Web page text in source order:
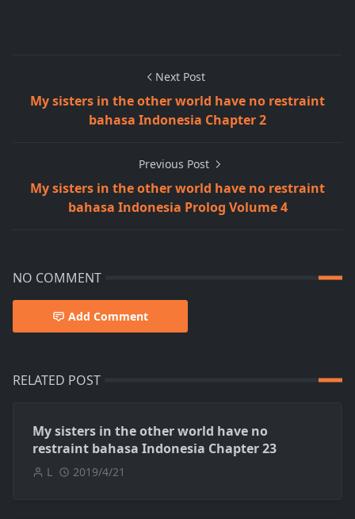
Next Post
My sisters in the other world have no restraint
bahasa Indonesia Chapter 2
Previous Post
My sisters in the other world have no restraint
bahasa Indonesia Prolog Volume 4
NO COMMENT
Add Comment
RELATED POST
My sisters in the other world have no
restraint bahasa Indonesia Chapter 23
L 2019/4/21